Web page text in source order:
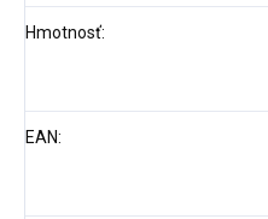
Hmotnosť:
EAN: